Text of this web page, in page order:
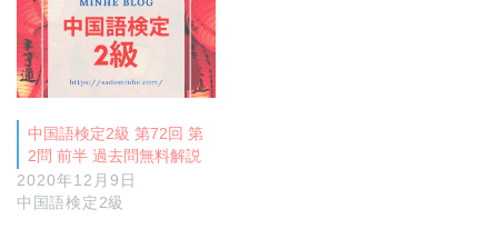
中国語検定2級 第72回 第
2問 前半 過去問無料解説
2020年12月9日
中国語検定2級